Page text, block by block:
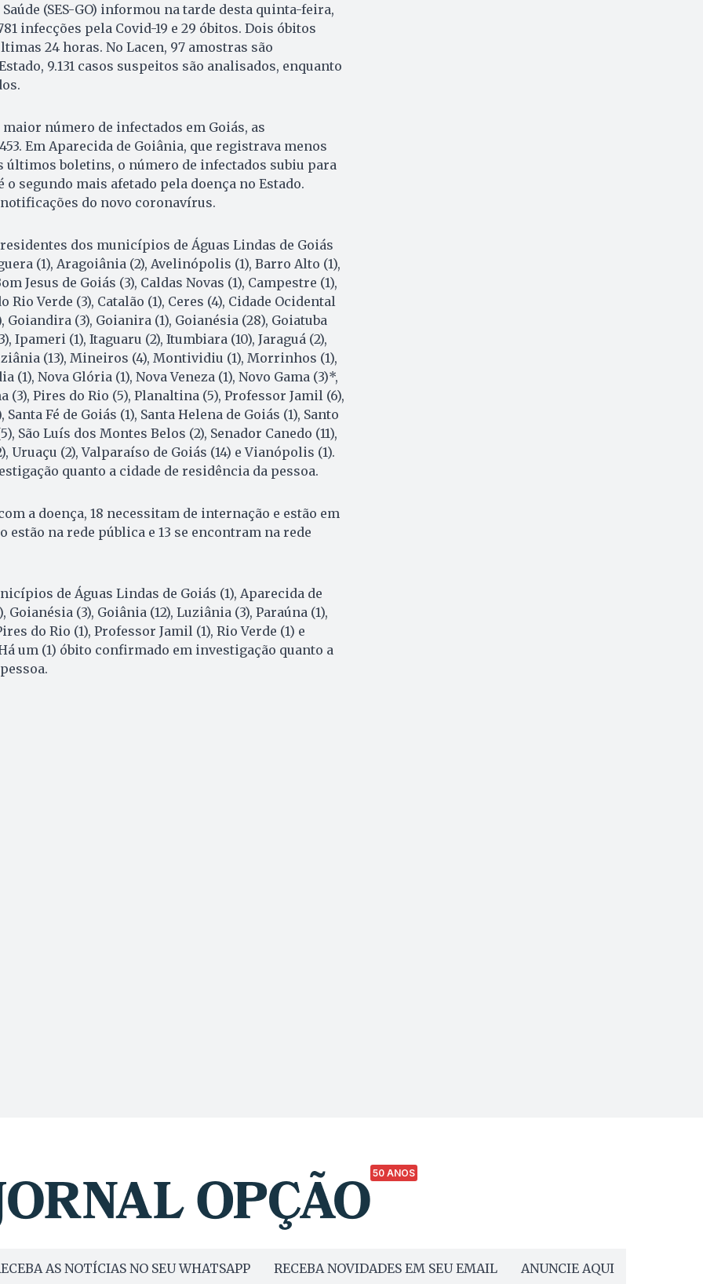
(SES-GO) informou na tarde desta quinta-feira,
infecções pela Covid-19 e 29 óbitos. Dois óbitos
24 horas. No Lacen, 97 amostras são
9.131 casos suspeitos são analisados, enquanto
número de infectados em Goiás, as
Em Aparecida de Goiânia, que registrava menos
últimos boletins, o número de infectados subiu para
segundo mais afetado pela doença no Estado.
do novo coronavírus.
dos municípios de Águas Lindas de Goiás
(1), Aragoiânia (2), Avelinópolis (1), Barro Alto (1),
Jesus de Goiás (3), Caldas Novas (1), Campestre (1),
Rio Verde (3), Catalão (1), Ceres (4), Cidade Ocidental
Goiandira (3), Goianira (1), Goianésia (28), Goiatuba
Ipameri (1), Itaguaru (2), Itumbiara (10), Jaraguá (2),
(13), Mineiros (4), Montividiu (1), Morrinhos (1),
(1), Nova Glória (1), Nova Veneza (1), Novo Gama (3)*,
(3), Pires do Rio (5), Planaltina (5), Professor Jamil (6),
Santa Fé de Goiás (1), Santa Helena de Goiás (1), Santo
São Luís dos Montes Belos (2), Senador Canedo (11),
Uruaçu (2), Valparaíso de Goiás (14) e Vianópolis (1).
quanto a cidade de residência da pessoa.
a doença, 18 necessitam de internação e estão em
estão na rede pública e 13 se encontram na rede
de Águas Lindas de Goiás (1), Aparecida de
Goianésia (3), Goiânia (12), Luziânia (3), Paraúna (1),
do Rio (1), Professor Jamil (1), Rio Verde (1) e
um (1) óbito confirmado em investigação quanto a
50 ANOS
AS NOTÍCIAS NO SEU WHATSAPP RECEBA NOVIDADES EM SEU EMAIL ANUNCIE AQUI